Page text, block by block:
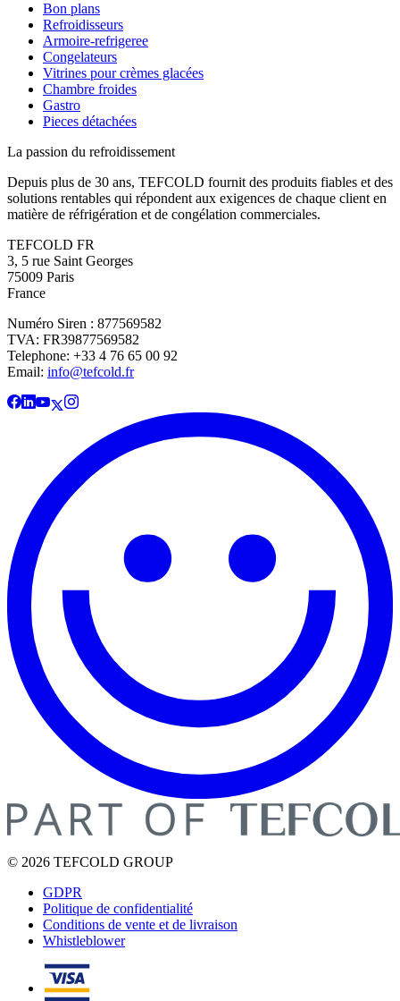
Bon plans
Refroidisseurs
Armoire-refrigeree
Congelateurs
Vitrines pour crèmes glacées
Chambre froides
Gastro
Pieces détachées
La passion du refroidissement
Depuis plus de 30 ans, TEFCOLD fournit des produits fiables et des
solutions rentables qui répondent aux exigences de chaque client en
matière de réfrigération et de congélation commerciales.
TEFCOLD FR
3, 5 rue Saint Georges
75009 Paris
France
Numéro Siren : 877569582
TVA: FR39877569582
Telephone: +33 4 76 65 00 92
Email: info@tefcold.fr
© 2026 TEFCOLD GROUP
GDPR
Politique de confidentialité
Conditions de vente et de livraison
Whistleblower